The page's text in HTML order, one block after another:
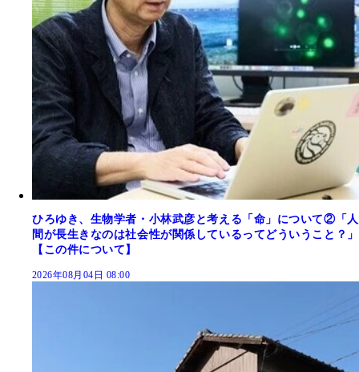
ひろゆき、生物学者・小林武彦と考える「命」について②「人
間が長生きなのは社会性が関係しているってどういうこと？」
【この件について】
2026年08月04日 08:00